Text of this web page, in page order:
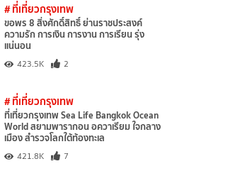
# ที่เที่ยวกรุงเทพ
ขอพร 8 สิ่งศักดิ์สิทธิ์ ย่านราชประสงค์
ความรัก การเงิน การงาน การเรียน รุ่ง
แน่นอน
423.5K 2
# ที่เที่ยวกรุงเทพ
ที่เที่ยวกรุงเทพ Sea Life Bangkok Ocean
World สยามพารากอน อควาเรียม ใจกลาง
เมือง สำรวจโลกใต้ท้องทะเล
421.8K 7